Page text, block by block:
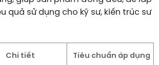
quả sử dụng cho kỹ sư, kiến trúc sư
Chi tiết Tiêu chuẩn áp dụng